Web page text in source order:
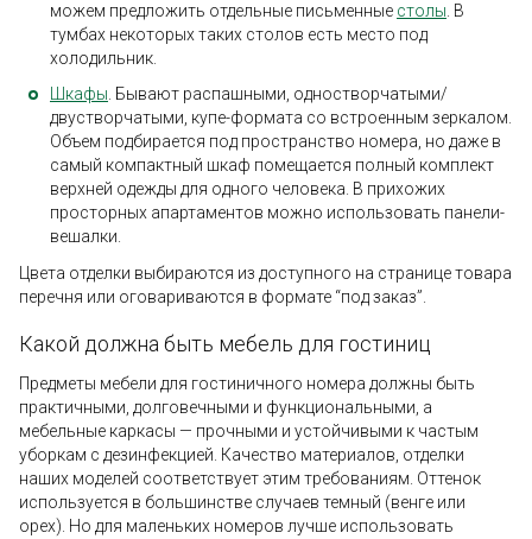
можем предложить отдельные письменные столы. В
тумбах некоторых таких столов есть место под
холодильник.
Шкафы. Бывают распашными, одностворчатыми/
двустворчатыми, купе-формата со встроенным зеркалом.
Объем подбирается под пространство номера, но даже в
самый компактный шкаф помещается полный комплект
верхней одежды для одного человека. В прихожих
просторных апартаментов можно использовать панели-
вешалки.
Цвета отделки выбираются из доступного на странице товара
перечня или оговариваются в формате “под заказ”.
Какой должна быть мебель для гостиниц
Предметы мебели для гостиничного номера должны быть
практичными, долговечными и функциональными, а
мебельные каркасы — прочными и устойчивыми к частым
уборкам с дезинфекцией. Качество материалов, отделки
наших моделей соответствует этим требованиям. Оттенок
используется в большинстве случаев темный (венге или
орех). Но для маленьких номеров лучше использовать